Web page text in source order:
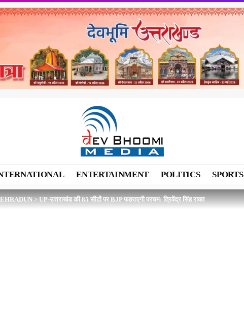
ENTERTAINMENT POLITICS SPORTS
>UP-उत्तराखंड की 85 सीटों पर BJP फहराएगी परचम: त्रिवेंद्र सिंह रावत